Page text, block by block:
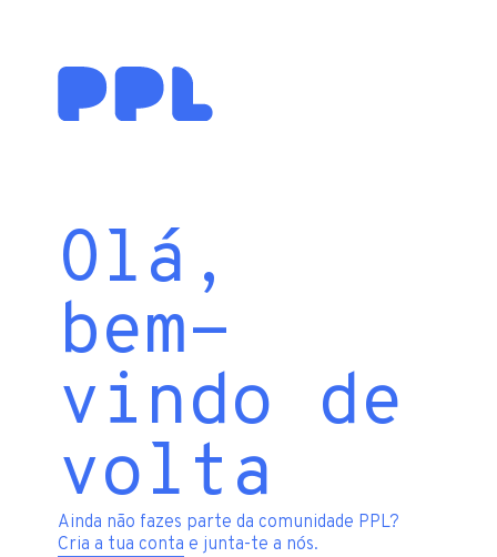
Olá,
bem-
vindo de
volta
Ainda não fazes parte da comunidade PPL?
Cria a tua conta e junta-te a nós.